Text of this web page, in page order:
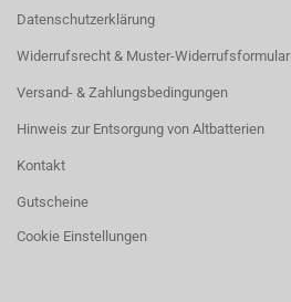
Datenschutzerklärung
Widerrufsrecht & Muster-Widerrufsformular
Versand- & Zahlungsbedingungen
Hinweis zur Entsorgung von Altbatterien
Kontakt
Gutscheine
Cookie Einstellungen